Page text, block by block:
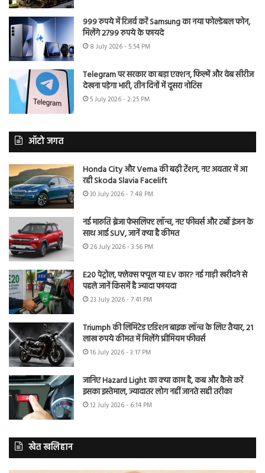
999 रुपये में रिजर्व करें Samsung का नया फोल्डेबल फोन,
मिलेंगे 2799 रुपये के फायदे
8 July 2026 - 5:54 PM
Telegram पर सरकार का बड़ा एक्शन, फिल्में और वेब सीरीज
देखना पड़ेगा भारी, तीन दिनों में दूसरा नोटिस
5 July 2026 - 2:25 PM
ऑटो जगत
Honda City और Verna की बढ़ी टेंशन, नए अवतार में आ
रही Skoda Slavia Facelift
30 July 2026 - 7:48 PM
नई मारुति ब्रेजा फेसलिफ्ट लॉन्च, नए फीचर्स और टर्बो इंजन के
साथ आई SUV, जानें क्या है कीमत
26 July 2026 - 3:56 PM
E20 पेट्रोल, फ्लेक्स फ्यूल या EV कार? नई गाड़ी खरीदने से
पहले जानें किसमें है ज्यादा फायदा
23 July 2026 - 7:41 PM
Triumph की लिमिटेड एडिशन बाइक लॉन्च के लिए तैयार, 21
लाख रुपये कीमत में मिलेंगे प्रीमियम फीचर्स
16 July 2026 - 3:17 PM
जानिए Hazard Light का क्या काम है, कब और कैसे करें
इसका इस्तेमाल, ज्यादातर लोग नहीं जानते सही तरीका
12 July 2026 - 6:14 PM
खेत खलिहान